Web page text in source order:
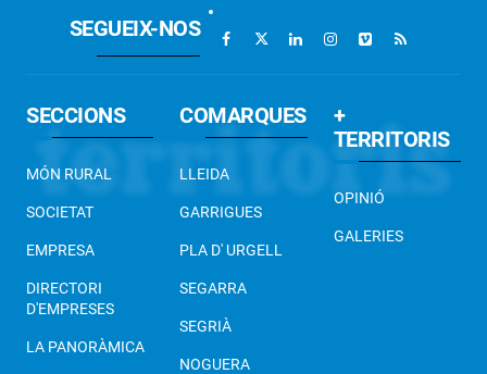
SEGUEIX-NOS
SECCIONS
MÓN RURAL
SOCIETAT
EMPRESA
DIRECTORI
D'EMPRESES
LA PANORÀMICA
COMARQUES
LLEIDA
GARRIGUES
PLA D' URGELL
SEGARRA
SEGRIÀ
NOGUERA
+
TERRITORIS
OPINIÓ
GALERIES